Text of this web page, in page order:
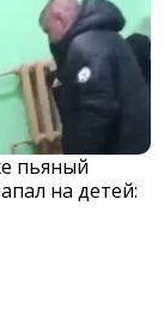
пьяный
на детей: